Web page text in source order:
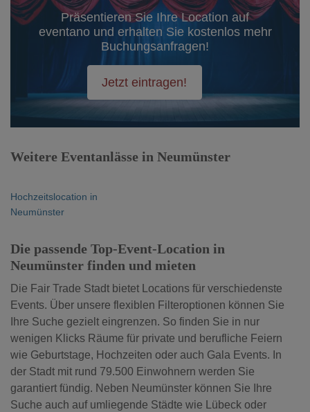
Präsentieren Sie Ihre Location auf
eventano und erhalten Sie kostenlos mehr
Buchungsanfragen!
Jetzt eintragen!
Weitere Eventanlässe in Neumünster
Hochzeitslocation in
Neumünster
Die passende Top-Event-Location in
Neumünster finden und mieten
Die Fair Trade Stadt bietet Locations für verschiedenste
Events. Über unsere flexiblen Filteroptionen können Sie
Ihre Suche gezielt eingrenzen. So finden Sie in nur
wenigen Klicks Räume für private und berufliche Feiern
wie Geburtstage, Hochzeiten oder auch Gala Events. In
der Stadt mit rund 79.500 Einwohnern werden Sie
garantiert fündig. Neben Neumünster können Sie Ihre
Suche auch auf umliegende Städte wie Lübeck oder